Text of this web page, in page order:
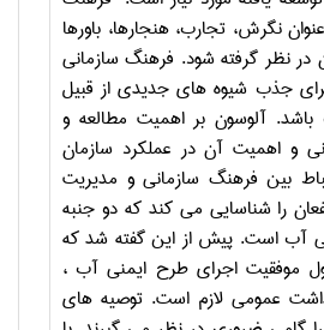
نگرش، تجارب، هنجارها، باورها
در نظر گرفته شود. فرهنگ سازمانی
جذب شیوه های جدیدی از قبیل
آلوسون بر اهمیت مطالعه و
و اهمیت آن در عملکرد سازمان
بین فرهنگ سازمانی و مدیریت
را شناسایی می کند که دو جنبه
آب است. پیش از این گفته شد که
موفقیت اجرای طرح ایمنی آب ،
عمومی لازم است. توصیه های